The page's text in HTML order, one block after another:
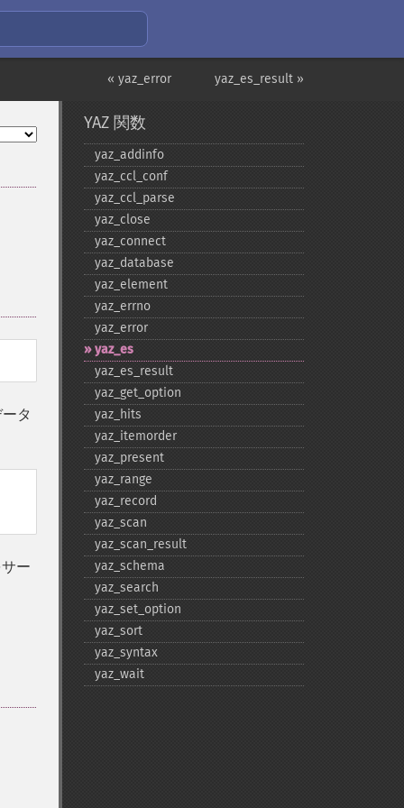
yaz_es_result »
« yaz_error
タ
ー
YAZ 関数
yaz_​addinfo
yaz_​ccl_​conf
yaz_​ccl_​parse
yaz_​close
yaz_​connect
yaz_​database
yaz_​element
yaz_​errno
yaz_​error
yaz_​es
yaz_​es_​result
yaz_​get_​option
yaz_​hits
yaz_​itemorder
yaz_​present
yaz_​range
yaz_​record
yaz_​scan
yaz_​scan_​result
yaz_​schema
yaz_​search
yaz_​set_​option
yaz_​sort
yaz_​syntax
yaz_​wait